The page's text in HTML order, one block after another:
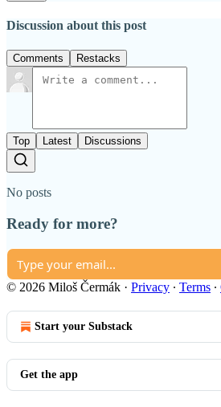
Discussion about this post
Comments Restacks
Top Latest Discussions
No posts
Ready for more?
© 2026 Miloš Čermák · Privacy ∙ Terms ∙
Start your Substack
Get the app